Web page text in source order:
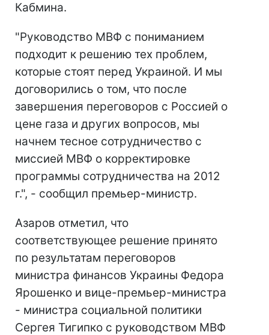
Кабмина.
"Руководство МВФ с пониманием
подходит к решению тех проблем,
которые стоят перед Украиной. И мы
договорились о том, что после
завершения переговоров с Россией о
цене газа и других вопросов, мы
начнем тесное сотрудничество с
миссией МВФ о корректировке
программы сотрудничества на 2012
г.", - сообщил премьер-министр.
Азаров отметил, что
соответствующее решение принято
по результатам переговоров
министра финансов Украины Федора
Ярошенко и вице-премьер-министра
- министра социальной политики
Сергея Тигипко с руководством МВФ